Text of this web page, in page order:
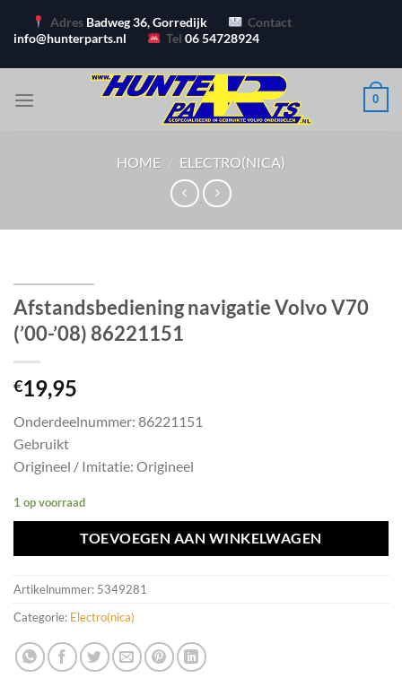
naar
Adres Badweg 36, Gorredijk
Contact
info@hunterparts.nl
Tel06 54728924
0
HOME / ELECTRO(NICA)
Afstandsbediening navigatie Volvo V70
(’00-’08) 86221151
€19,95
Onderdeelnummer: 86221151
Gebruikt
Origineel / Imitatie: Origineel
1 op voorraad
TOEVOEGEN AAN WINKELWAGEN
Artikelnummer: 5349281
Categorie: Electro(nica)